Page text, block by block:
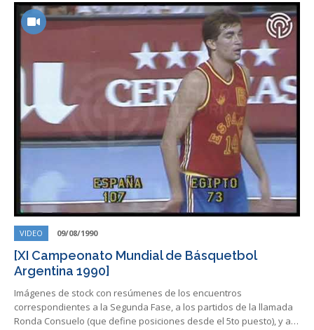
VIDEO 09/08/1990
[XI Campeonato Mundial de Básquetbol
Argentina 1990]
Imágenes de stock con resúmenes de los encuentros
correspondientes a la Segunda Fase, a los partidos de la llamada
Ronda Consuelo (que define posiciones desde el 5to puesto), y a…